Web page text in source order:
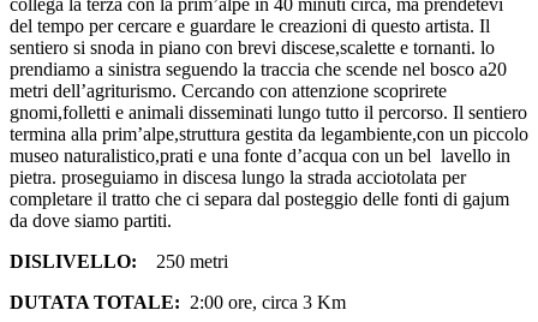
collega la terza con la prim’alpe in 40 minuti circa, ma prendetevi
del tempo per cercare e guardare le creazioni di questo artista. Il
sentiero si snoda in piano con brevi discese,scalette e tornanti. lo
prendiamo a sinistra seguendo la traccia che scende nel bosco a20
metri dell’agriturismo. Cercando con attenzione scoprirete
gnomi,folletti e animali disseminati lungo tutto il percorso. Il sentiero
termina alla prim’alpe,struttura gestita da legambiente,con un piccolo
museo naturalistico,prati e una fonte d’acqua con un bel lavello in
pietra. proseguiamo in discesa lungo la strada acciotolata per
completare il tratto che ci separa dal posteggio delle fonti di gajum
da dove siamo partiti.
DISLIVELLO:
250 metri
DUTATA TOTALE: 2:00 ore, circa 3 Km